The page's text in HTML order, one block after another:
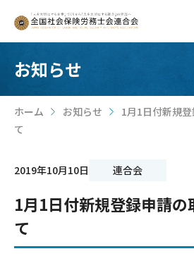
お知らせ
ホーム >
お知らせ >
1月1日付新規
て
2019年10月10日 連合会
1月1日付新規登録申請の
て